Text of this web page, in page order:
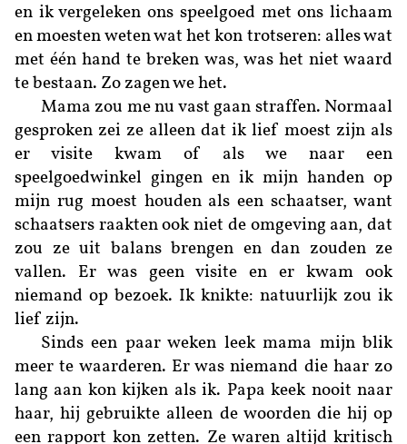
en ik vergeleken ons speelgoed met ons lichaam
en moesten weten wat het kon trotseren: alles wat
met één hand te breken was, was het niet waard
te bestaan. Zo zagen we het.
Mama zou me nu vast gaan straffen. Normaal
gesproken zei ze alleen dat ik lief moest zijn als
er visite kwam of als we naar een
speelgoedwinkel gingen en ik mijn handen op
mijn rug moest houden als een schaatser, want
schaatsers raakten ook niet de omgeving aan, dat
zou ze uit balans brengen en dan zouden ze
vallen. Er was geen visite en er kwam ook
niemand op bezoek. Ik knikte: natuurlijk zou ik
lief zijn.
Sinds een paar weken leek mama mijn blik
meer te waarderen. Er was niemand die haar zo
lang aan kon kijken als ik. Papa keek nooit naar
haar, hij gebruikte alleen de woorden die hij op
een rapport kon zetten. Ze waren altijd kritisch